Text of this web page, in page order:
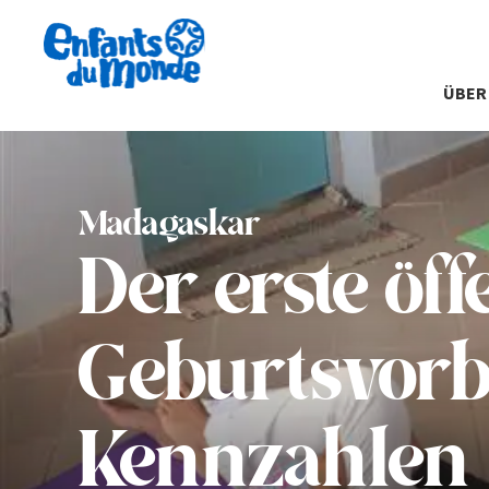
Madagaskar
Der erste
Kennzahlen